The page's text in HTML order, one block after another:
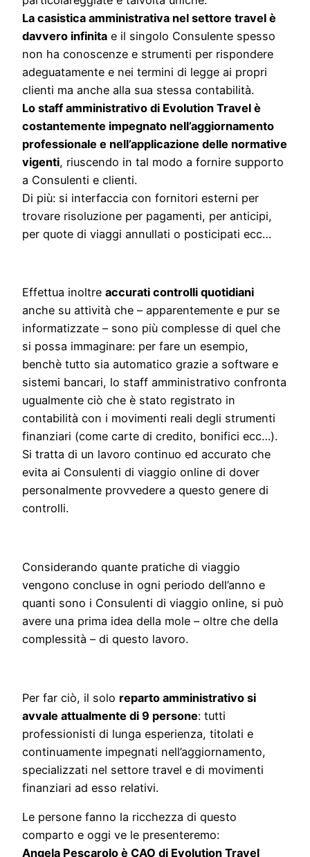
La casistica amministrativa nel settore travel è
davvero infinita e il singolo Consulente spesso
non ha conoscenze e strumenti per rispondere
adeguatamente e nei termini di legge ai propri
clienti ma anche alla sua stessa contabilità.
Lo staff amministrativo di Evolution Travel è
costantemente impegnato nell’aggiornamento
professionale e nell’applicazione delle normative
vigenti, riuscendo in tal modo a fornire supporto
a Consulenti e clienti.
Di più: si interfaccia con fornitori esterni per
trovare risoluzione per pagamenti, per anticipi,
per quote di viaggi annullati o posticipati ecc…
Effettua inoltre accurati controlli quotidiani
anche su attività che – apparentemente e pur se
informatizzate – sono più complesse di quel che
si possa immaginare: per fare un esempio,
benchè tutto sia automatico grazie a software e
sistemi bancari, lo staff amministrativo confronta
ugualmente ciò che è stato registrato in
contabilità con i movimenti reali degli strumenti
finanziari (come carte di credito, bonifici ecc…).
Si tratta di un lavoro continuo ed accurato che
evita ai Consulenti di viaggio online di dover
personalmente provvedere a questo genere di
controlli.
Considerando quante pratiche di viaggio
vengono concluse in ogni periodo dell’anno e
quanti sono i Consulenti di viaggio online, si può
avere una prima idea della mole – oltre che della
complessità – di questo lavoro.
Per far ciò, il solo reparto amministrativo si
avvale attualmente di 9 persone: tutti
professionisti di lunga esperienza, titolati e
continuamente impegnati nell’aggiornamento,
specializzati nel settore travel e di movimenti
finanziari ad esso relativi.
Le persone fanno la ricchezza di questo
comparto e oggi ve le presenteremo:
Angela Pescarolo è CAO di Evolution Travel